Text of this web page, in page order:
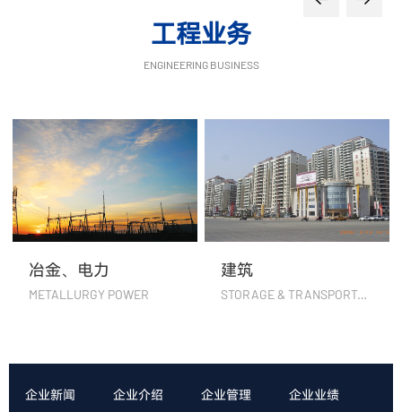
工程业务
ENGINEERING BUSINESS
冶金、电力
METALLURGY POWER
建筑
STORAGE & TRANSPORTATION
企业新闻 企业介绍 企业管理 企业业绩